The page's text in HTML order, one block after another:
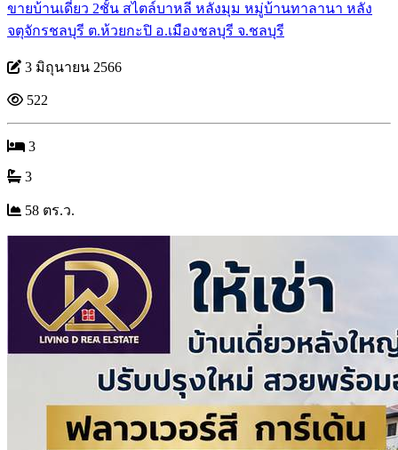
ขายบ้านเดี่ยว 2ชั้น สไตล์บาหลี หลังมุม หมู่บ้านทาลานา หลัง
จตุจักรชลบุรี ต.ห้วยกะปิ อ.เมืองชลบุรี จ.ชลบุรี
3 มิถุนายน 2566
522
3
3
58 ตร.ว.